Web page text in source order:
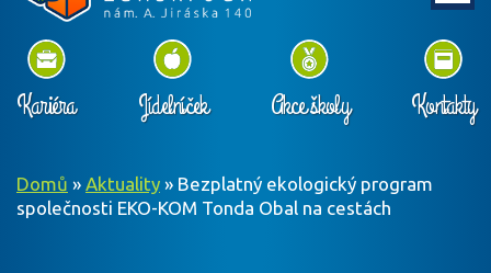
Kariéra Jídelníček Akce školy Kontakty
Domů » Aktuality » Bezplatný ekologický program
společnosti EKO-KOM Tonda Obal na cestách